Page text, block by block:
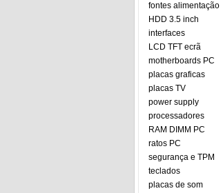
fontes alimentação
HDD 3.5 inch
interfaces
LCD TFT ecrã
motherboards PC
placas graficas
placas TV
power supply
processadores
RAM DIMM PC
ratos PC
segurança e TPM
teclados
placas de som